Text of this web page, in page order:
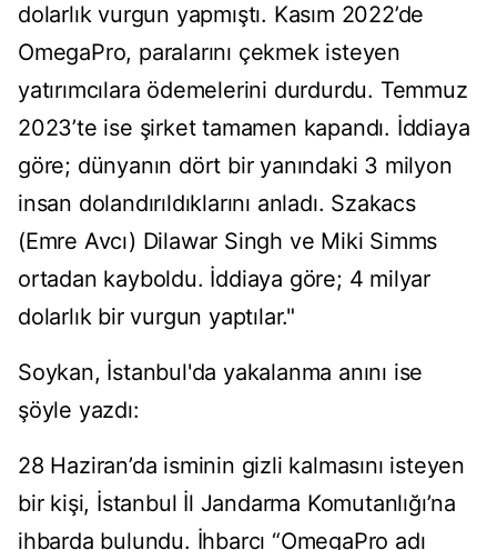
dolarlık vurgun yapmıştı. Kasım 2022’de
OmegaPro, paralarını çekmek isteyen
yatırımcılara ödemelerini durdurdu. Temmuz
2023’te ise şirket tamamen kapandı. İddiaya
göre; dünyanın dört bir yanındaki 3 milyon
insan dolandırıldıklarını anladı. Szakacs
(Emre Avcı) Dilawar Singh ve Miki Simms
ortadan kayboldu. İddiaya göre; 4 milyar
dolarlık bir vurgun yaptılar."
Soykan, İstanbul'da yakalanma anını ise
şöyle yazdı:
28 Haziran’da isminin gizli kalmasını isteyen
bir kişi, İstanbul İl Jandarma Komutanlığı’na
ihbarda bulundu. İhbarcı “OmegaPro adı